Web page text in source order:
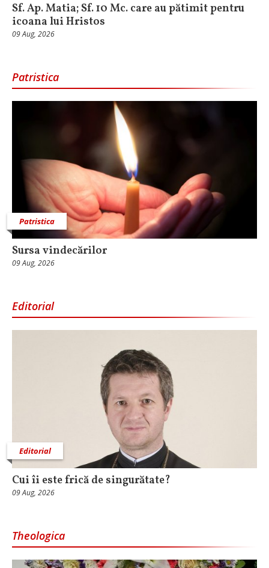
Sf. Ap. Matia; Sf. 10 Mc. care au pătimit pentru
icoana lui Hristos
09 Aug, 2026
Patristica
Patristica
Sursa vindecărilor
09 Aug, 2026
Editorial
Editorial
Cui îi este frică de singurătate?
09 Aug, 2026
Theologica